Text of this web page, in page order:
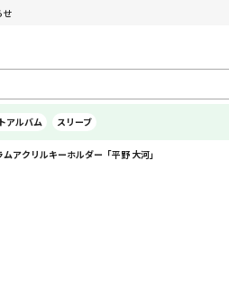
せ
アルバム スリーブ
アクリルキーホルダー「平野 大河」